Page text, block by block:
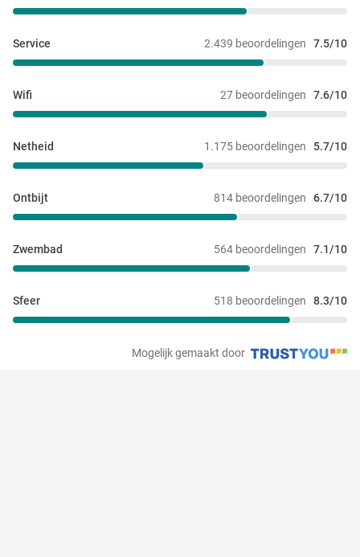
2.439 beoordelingen 7.5/10
Service
27 beoordelingen 7.6/10
Wifi
1.175 beoordelingen 5.7/10
Netheid
814 beoordelingen 6.7/10
Ontbijt
564 beoordelingen 7.1/10
Zwembad
518 beoordelingen 8.3/10
Sfeer
Mogelijk gemaakt door